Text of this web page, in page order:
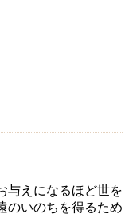
与えになるほど世を
のいのちを得るため